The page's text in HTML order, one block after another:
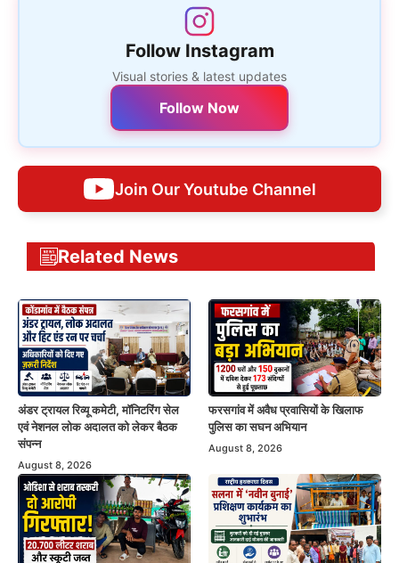
Follow Instagram
Visual stories & latest updates
Follow Now
Join Our Youtube Channel
Related News
अंडर ट्रायल रिव्यू कमेटी, मॉनिटरिंग सेल
एवं नेशनल लोक अदालत को लेकर बैठक
संपन्न
August 8, 2026
फरसगांव में अवैध प्रवासियों के खिलाफ
पुलिस का सघन अभियान
August 8, 2026